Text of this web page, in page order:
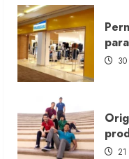
Morena
Rosa
lança
franquia
com
estoque
consignado